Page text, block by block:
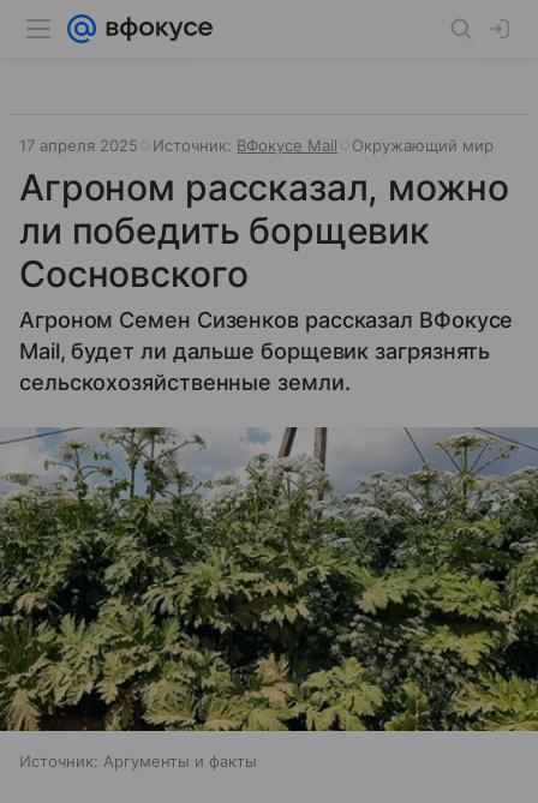
17 апреля 2025 Источник: ВФокусе Mail Окружающий мир
Агроном рассказал, можно
ли победить борщевик
Сосновского
Агроном Семен Сизенков рассказал ВФокусе
Mail, будет ли дальше борщевик загрязнять
сельскохозяйственные земли.
Источник: Аргументы и факты